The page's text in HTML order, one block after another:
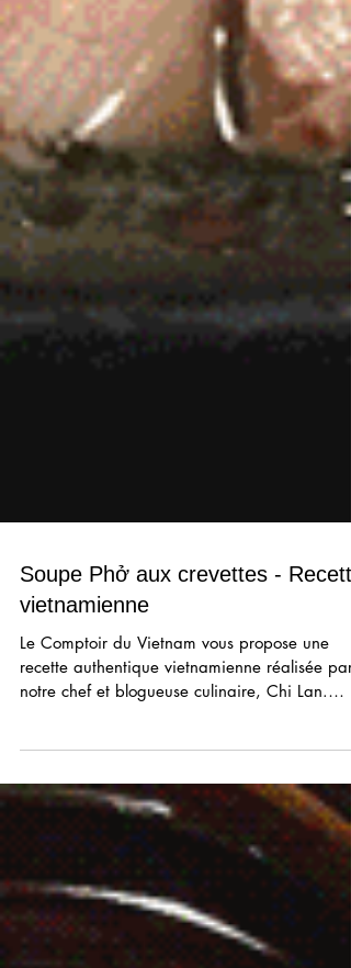
Soupe Phở aux crevettes - Recette
vietnamienne
notre chef et blogueuse culinaire, Chi Lan.
Inspirée des recettes de sa mère, elle avoue
prendre souvent la liberté de simplifier leur
élaboration sans pour autant oublier de
respecter les principales caractéristiques :
finesse, légèreté, générosité, saveur et
authenticité. Chi Lan a pris soin de recenser
également pour vous, un lexique dans la